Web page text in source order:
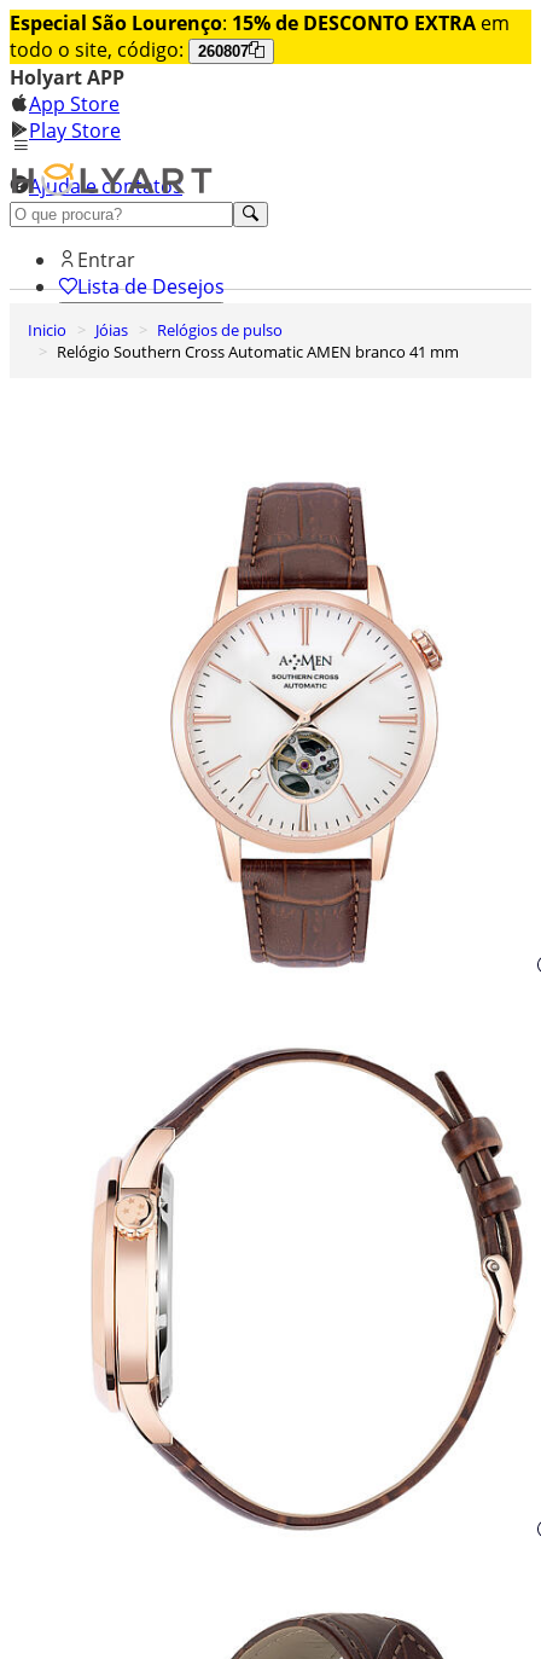
Especial São Lourenço: 15% de DESCONTO EXTRA em
todo o site, código:
260807
Holyart APP
App Store
Play Store
Ajuda e contatos
Conheça premium
Entrar
Lista de Desejos
0
Carrinho de Compras
Inicio Jóias
Relógios de pulso
Relógio Southern Cross Automatic AMEN branco 41 mm